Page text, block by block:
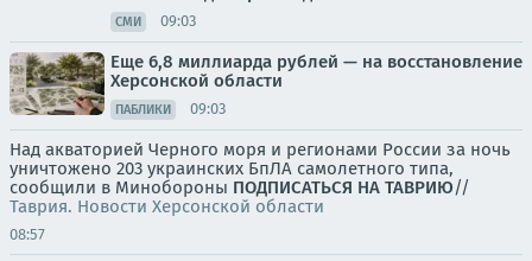
СМИ 09:03
Еще 6,8 миллиарда рублей — на восстановление
Херсонской области
ПАБЛИКИ 09:03
Над акваторией Черного моря и регионами России за ночь
уничтожено 203 украинских БпЛА самолетного типа,
сообщили в Минобороны ПОДПИСАТЬСЯ НА ТАВРИЮ//
Таврия. Новости Херсонской области
08:57